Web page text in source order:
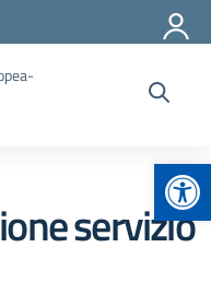
servizio